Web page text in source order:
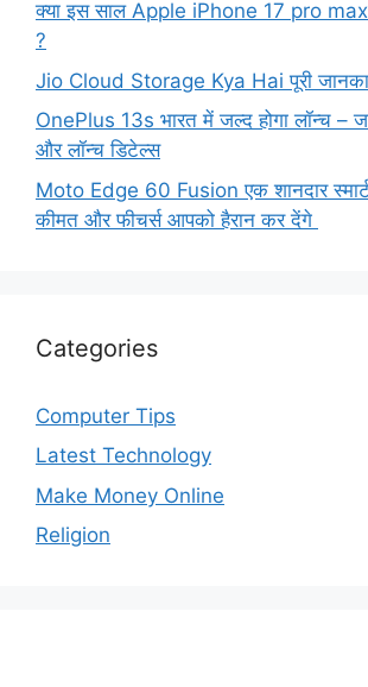
क्या इस साल Apple iPhone 17 pro max
?
Jio Cloud Storage Kya Hai पूरी
OnePlus 13s भारत में जल्द होगा लॉन्च –
और लॉन्च डिटेल्स
Moto Edge 60 Fusion एक शानदार
कीमत और फीचर्स आपको हैरान कर देंगे
Categories
Computer Tips
Latest Technology
Make Money Online
Religion